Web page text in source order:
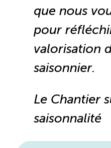
que nous
pour
valorisation
saisonnier.
Le Chantier
saisonnalité